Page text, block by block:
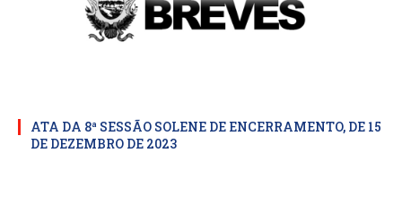
ATA DA 8ª SESSÃO SOLENE DE ENCERRAMENTO, DE 15
DE DEZEMBRO DE 2023